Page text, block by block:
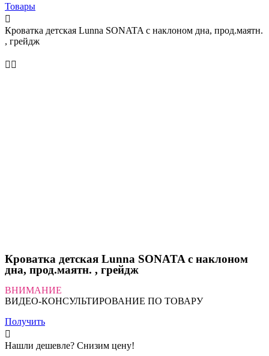
Товары
Кроватка детская Lunna SONATA c наклоном дна, прод.маятн.
, грейдж
Кроватка детская Lunna SONATA c наклоном
дна, прод.маятн. , грейдж
ВНИМАНИЕ
ВИДЕО-КОНСУЛЬТИРОВАНИЕ ПО ТОВАРУ
Получить
Нашли дешевле? Снизим цену!